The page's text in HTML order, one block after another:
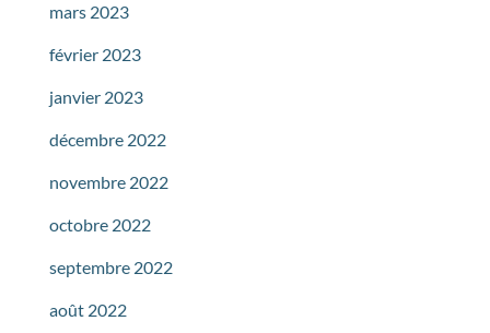
mars 2023
février 2023
janvier 2023
décembre 2022
novembre 2022
octobre 2022
septembre 2022
août 2022